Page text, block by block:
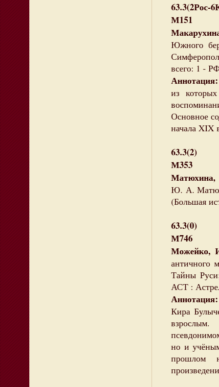
63.3(2Рос-
М151
Южного
всего: 1 -
из
Основное
начала XIX
63.3(2)
М353
Матюхина,
Ю. А.
(Большая
63.3(0)
М746
Можейко,
античного
Тайны
АСТ :
Кира
но и
прошлом